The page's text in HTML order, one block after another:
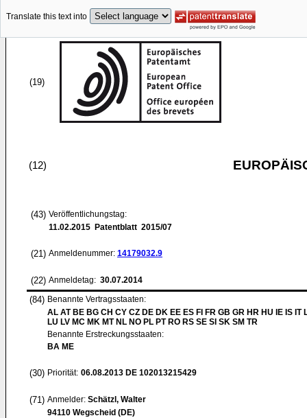
Translate this text into
(19)
(12)
(43) Veröffentlichungstag:
11.02.2015 Patentblatt 2015/07
(21) Anmeldenummer: 14179032.9
(22) Anmeldetag: 30.07.2014
(84) Benannte Vertragsstaaten:
AL AT BE BG CH CY CZ DE DK EE ES FI FR GB GR HR HU IE IS IT
LU LV MC MK MT NL NO PL PT RO RS SE SI SK SM TR
Benannte Erstreckungsstaaten:
BA ME
(30) Priorität: 06.08.2013 DE 102013215429
(71) Anmelder: Schätzl, Walter
94110 Wegscheid (DE)